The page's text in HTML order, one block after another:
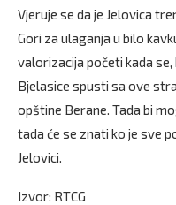
Vjeruje se da je Jelovica
Gori za ulaganja u bilo
valorizacija početi kada
Bjelasice spusti sa ove
opštine Berane. Tada bi
tada će se znati ko je sve
Jelovici.
Izvor: RTCG